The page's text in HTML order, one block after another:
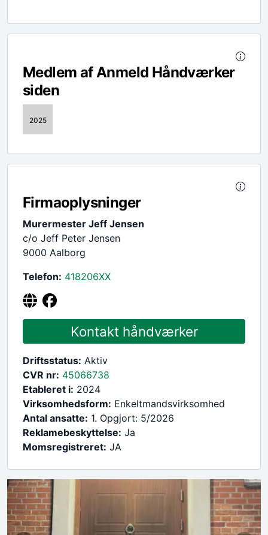
Medlem af Anmeld Håndværker
siden
2025
Firmaoplysninger
Murermester Jeff Jensen
c/o Jeff Peter Jensen
9000 Aalborg
Telefon: 418206XX
Kontakt håndværker
Driftsstatus: Aktiv
CVR nr: 45066738
Etableret i: 2024
Virksomhedsform: Enkeltmandsvirksomhed
Antal ansatte: 1. Opgjort: 5/2026
Reklamebeskyttelse: Ja
Momsregistreret: JA